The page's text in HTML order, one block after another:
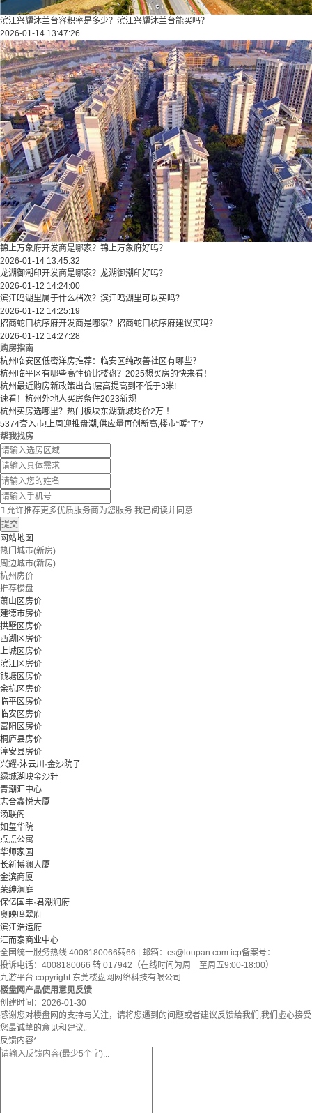
滨江兴耀沐兰台容积率是多少？滨江兴耀沐兰台能买吗？
2026-01-14 13:47:26
锦上万象府开发商是哪家？锦上万象府好吗？
2026-01-14 13:45:32
龙湖御潮印开发商是哪家？龙湖御潮印好吗？
2026-01-12 14:24:00
滨江鸣湖里属于什么档次？滨江鸣湖里可以买吗？
2026-01-12 14:25:19
招商蛇口杭序府开发商是哪家？招商蛇口杭序府建议买吗？
2026-01-12 14:27:28
购房指南
杭州临安区低密洋房推荐：临安区纯改善社区有哪些？
​​杭州临平区有哪些高性价比楼盘？2025想买房的快来看！​
杭州最近购房新政策出台!层高提高到不低于3米!
速看！杭州外地人买房条件2023新规
杭州买房选哪里？热门板块东湖新城均价2万 ！
5374套入市!上周迎推盘潮,供应量再创新高,楼市“暖”了?
帮我找房
 允许推荐更多优质服务商为您服务 我已阅读并同意
提交
网站地图
热门城市(新房)
周边城市(新房)
杭州房价
推荐楼盘
萧山区房价
建德市房价
拱墅区房价
西湖区房价
上城区房价
滨江区房价
钱塘区房价
余杭区房价
临平区房价
临安区房价
富阳区房价
桐庐县房价
淳安县房价
兴耀·沐云川·金沙院子
绿城湖映金沙轩
青潮汇中心
志合鑫悦大厦
汤联阁
如玺华院
点点公寓
华师家园
长新博澜大厦
金滨商厦
荣绅澜庭
保亿国丰·君潮润府
奥映鸣翠府
滨江浩运府
汇而泰商业中心
全国统一服务热线 4008180066转66 | 邮箱： cs@loupan.com icp备案号：
投诉电话：4008180066 转 017942（在线时间为周一至周五9:00-18:00）
九游平台 copyright 东莞楼盘网网络科技有限公司
楼盘网产品使用意见反馈
创建时间： 2026-01-30
感谢您对楼盘网的支持与关注，请将您遇到的问题或者建议反馈给我们,我们虚心接受
您最诚挚的意见和建议。
反馈内容*